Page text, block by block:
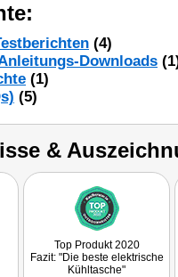
(4)
Downloads
(1)
(5)
&
Top Produkt 2020
Fazit: "Die beste elektrische
Kühltasche"